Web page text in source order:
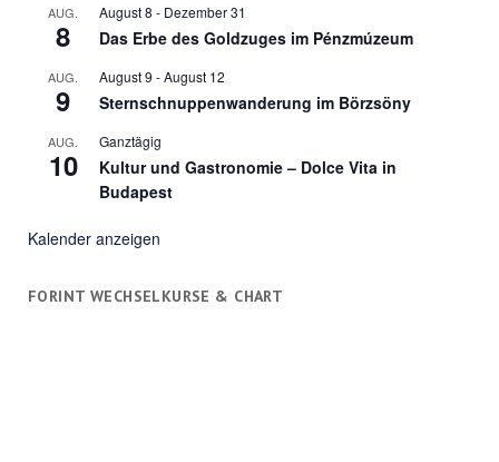
AUG.
8
August 8 - Dezember 31
Das Erbe des Goldzuges im Pénzmúzeum
AUG.
9
August 9 -August 12
Sternschnuppenwanderung im Börzsöny
AUG.
10
Ganztägig
Kultur und Gastronomie – Dolce Vita in
Budapest
Kalender anzeigen
FORINT WECHSELKURSE & CHART